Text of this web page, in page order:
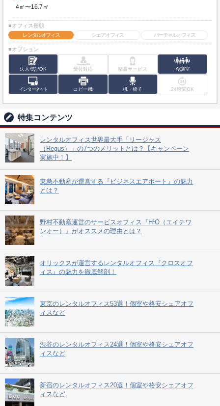
4㎡〜16.7㎡
■オフィス形態
レンタルオフィス
シェアオフィス バーチャルオフィス
■オプション
法人登記OK 受付対応 秘書サービス 会議室
インターネット コピー機 机・椅子 24時間OK
特集コンテンツ
レンタルオフィス世界最大手「リージャス
（Regus）」の7つのメリットとは？【キャンペーン
実施中！】
東急不動産が運営する『ビジネスエアポート』の魅力
とは？
野村不動産運営のサービスオフィス『H¹O（エイチワ
ンオー）』がオススメの理由とは？
オリックスが運営するレンタルオフィス『クロスオフ
ィス』の魅力を徹底解剖！
東京のレンタルオフィス53選！個室や格安シェアオフ
ィスなど
渋谷のレンタルオフィス24選！個室や格安シェアオフ
ィスなど
新宿のレンタルオフィス20選！個室や格安シェアオフ
ィスなど